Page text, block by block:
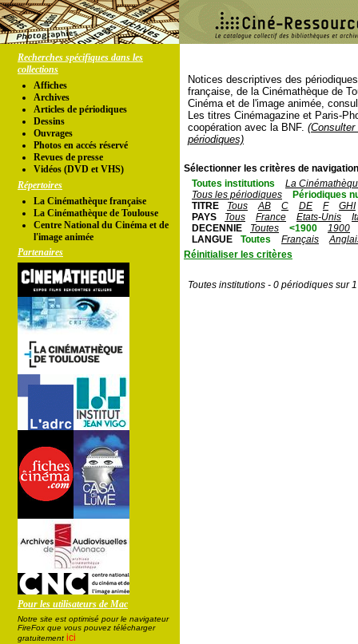
Recherches spécifiques dans les
collections
Affiches
Archives
Articles de périodiques
Dessins
Ouvrages
Photos en accés réservé
Revues de presse
Vidéos (DVD et VHS)
Répertoires
La Cinémathèque française
La Cinémathèque de Toulouse
Centre National du Cinéma et de
l'image animée
Partenaires
Pour les utilisateurs de Mac
Notre site est optimisé pour le navigateur
FireFox que vous pouvez télécharger
gratuitement ici
Notices descriptives des
française, de la Cinémathèque de
Cinéma et de l'image animée,
Les titres Cinémagazine et Paris-
coopération avec la BNF.
périodiques)
Sélectionner les critères de
Toutes institutions
La
Tous les périodiques
Périodiques
TITRE
Tous AB C DE F
GHI
PAYS
Tous France Etats-Unis
DECENNIE
Toutes <1900
1900
LANGUE
Toutes Français
Réinitialiser les critères
Toutes institutions - 0 périodiques sur